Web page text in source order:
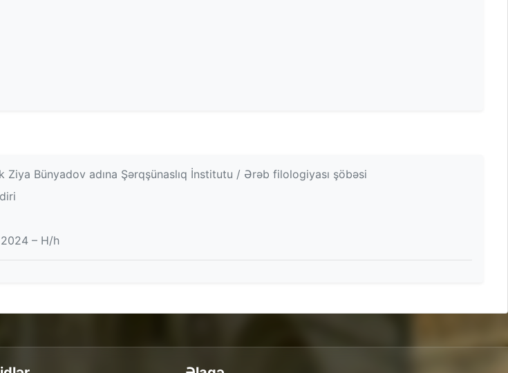
Ziya Bünyadov adına Şərqşünaslıq İnstitutu / Ərəb filologiyası şöbəsi
– H/h